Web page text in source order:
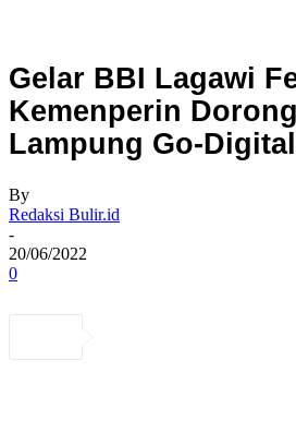
Gelar BBI Lagawi
Kemenperin
Lampung Go-Digital
By
Redaksi Bulir.id
-
20/06/2022
0